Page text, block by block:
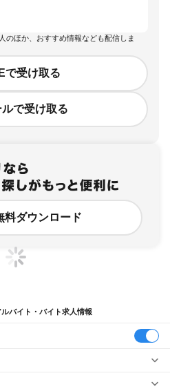
のほか、おすすめ情報なども配信しま
で受け取る
ルで受け取る
料ダウンロード
バイト・バイト求人情報